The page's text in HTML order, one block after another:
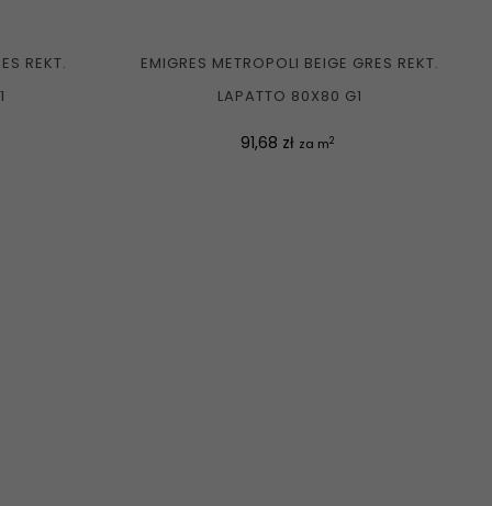
REKT.
EMIGRES METROPOLI BEIGE GRES REKT.
LAPATTO 80X80 G1
Cena
91,68 zł za m2